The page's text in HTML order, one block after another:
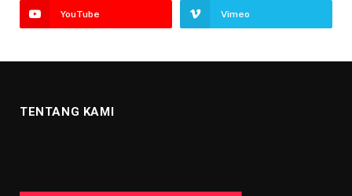
YouTube Vimeo
TENTANG KAMI